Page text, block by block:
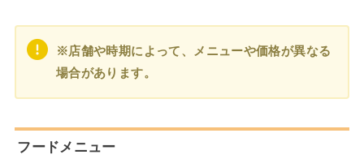
※店舗や時期によって、メニューや価格が異なる
場合があります。
フードメニュー